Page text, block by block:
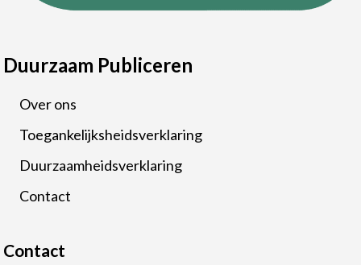
Duurzaam Publiceren
Over ons
Toegankelijksheidsverklaring
Duurzaamheidsverklaring
Contact
Contact